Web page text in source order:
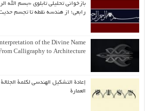
بازخوانی تحلیلی تابلوی «بسم الله
رابعی؛ از هندسه نقطه تا تجسم
of the Divine Name
Calligraphy to Architecture
إعادة التشكيل الهندسي لكلمة
العمارة